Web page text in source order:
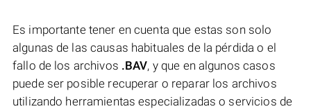
Es importante tener en cuenta que estas son solo
algunas de las causas habituales de la pérdida o el
fallo de los archivos .BAV, y que en algunos casos
puede ser posible recuperar o reparar los archivos
utilizando herramientas especializadas o servicios de